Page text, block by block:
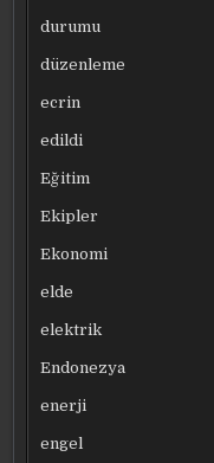
durumu
düzenleme
ecrin
edildi
Eğitim
Ekipler
Ekonomi
elde
elektrik
Endonezya
enerji
engel